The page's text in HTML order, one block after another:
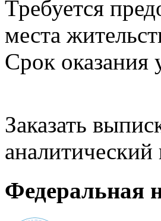
Требуется
места
Срок оказания
Заказать
Федеральная